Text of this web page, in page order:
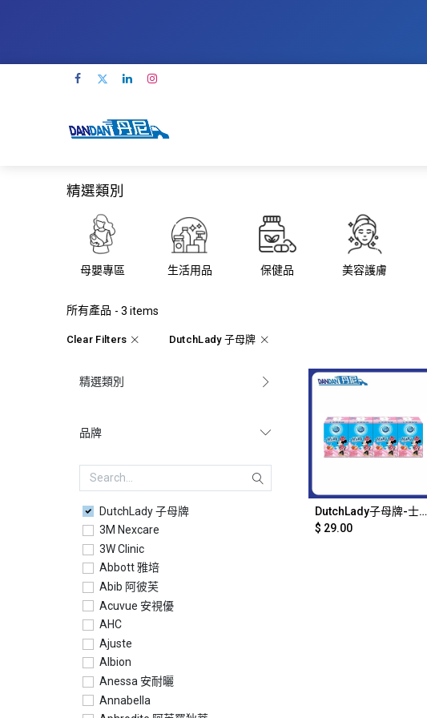
精選類別
母嬰專區 生活用品 保健品 美容護膚
所有產品 - 3 items
Clear Filters DutchLady 子母牌
精選類別
品牌
DutchLady 子母牌
3M Nexcare
3W Clinic
Abbott 雅培
Abib 阿彼芙
Acuvue 安視優
AHC
Ajuste
Albion
Anessa 安耐曬
Annabella
Add to Cart DutchLady子母牌-士多啤梨牛奶味 (110mL x4包裝)｜19848
$ 29.00